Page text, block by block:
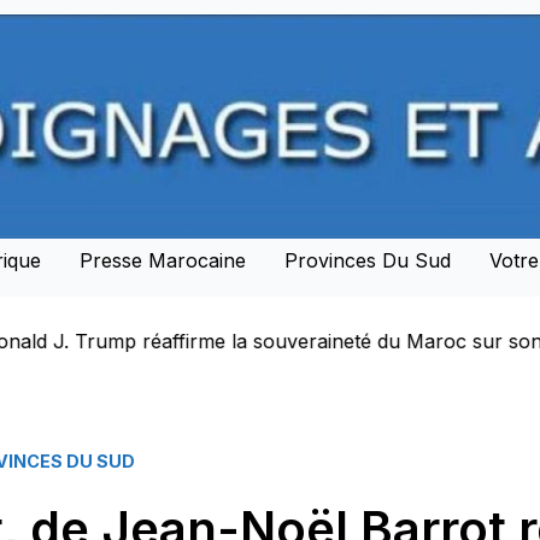
Presse Marocaine Provinces Du Sud
sur son Sahara et lance une nouvelle ère de
DU SUD